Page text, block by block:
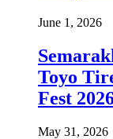
June 1, 2026
Toyo
Fest
May 31, 2026